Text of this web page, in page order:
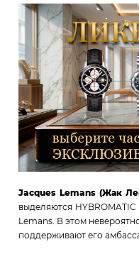
Jacques Lemans (Жак
выделяются
Lemans. В этом
поддерживают его